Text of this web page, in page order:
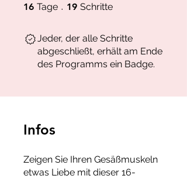
16 Tage 16 Tage
19 Schritte
Jeder, der alle Schritte
abgeschließt, erhält am Ende
des Programms ein Badge.
Infos
Zeigen Sie Ihren Gesäßmuskeln
etwas Liebe mit dieser 16-